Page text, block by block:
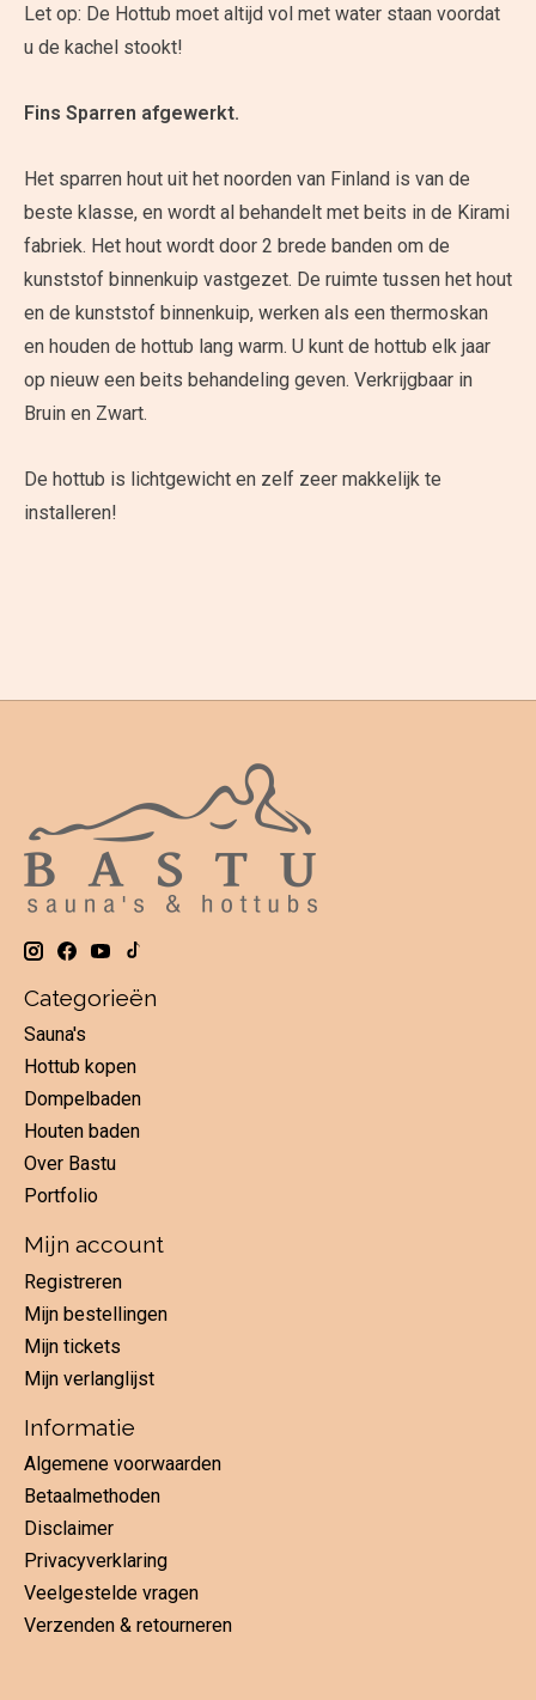
Let op: De Hottub moet altijd vol met water staan voordat
u de kachel stookt!
Fins Sparren afgewerkt.
Het sparren hout uit het noorden van Finland is van de
beste klasse, en wordt al behandelt met beits in de Kirami
fabriek. Het hout wordt door 2 brede banden om de
kunststof binnenkuip vastgezet. De ruimte tussen het hout
en de kunststof binnenkuip, werken als een thermoskan
en houden de hottub lang warm. U kunt de hottub elk jaar
op nieuw een beits behandeling geven. Verkrijgbaar in
Bruin en Zwart.
De hottub is lichtgewicht en zelf zeer makkelijk te
installeren!
Categorieën
Sauna's
Hottub kopen
Dompelbaden
Houten baden
Over Bastu
Portfolio
Mijn account
Registreren
Mijn bestellingen
Mijn tickets
Mijn verlanglijst
Informatie
Algemene voorwaarden
Betaalmethoden
Disclaimer
Privacyverklaring
Veelgestelde vragen
Verzenden & retourneren